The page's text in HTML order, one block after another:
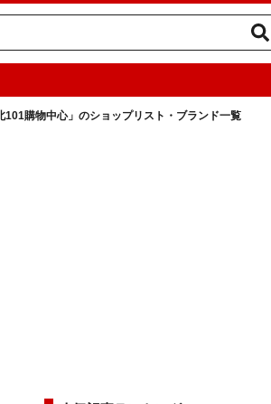
101購物中心」のショップリスト・ブランド一覧